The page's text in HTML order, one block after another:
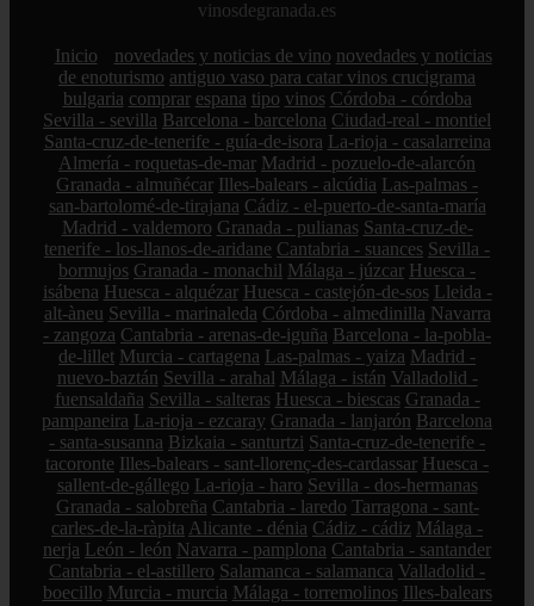
vinosdegranada.es
Inicio novedades y noticias de vino novedades y noticias
de enoturismo antiguo vaso para catar vinos crucigrama
bulgaria comprar espana tipo vinos Córdoba - córdoba
Sevilla - sevilla Barcelona - barcelona Ciudad-real - montiel
Santa-cruz-de-tenerife - guía-de-isora La-rioja - casalarreina
Almería - roquetas-de-mar Madrid - pozuelo-de-alarcón
Granada - almuñécar Illes-balears - alcúdia Las-palmas -
san-bartolomé-de-tirajana Cádiz - el-puerto-de-santa-maría
Madrid - valdemoro Granada - pulianas Santa-cruz-de-
tenerife - los-llanos-de-aridane Cantabria - suances Sevilla -
bormujos Granada - monachil Málaga - júzcar Huesca -
isábena Huesca - alquézar Huesca - castejón-de-sos Lleida -
alt-àneu Sevilla - marinaleda Córdoba - almedinilla Navarra
- zangoza Cantabria - arenas-de-iguña Barcelona - la-pobla-
de-lillet Murcia - cartagena Las-palmas - yaiza Madrid -
nuevo-baztán Sevilla - arahal Málaga - istán Valladolid -
fuensaldaña Sevilla - salteras Huesca - biescas Granada -
pampaneira La-rioja - ezcaray Granada - lanjarón Barcelona
- santa-susanna Bizkaia - santurtzi Santa-cruz-de-tenerife -
tacoronte Illes-balears - sant-llorenç-des-cardassar Huesca -
sallent-de-gállego La-rioja - haro Sevilla - dos-hermanas
Granada - salobreña Cantabria - laredo Tarragona - sant-
carles-de-la-ràpita Alicante - dénia Cádiz - cádiz Málaga -
nerja León - león Navarra - pamplona Cantabria - santander
Cantabria - el-astillero Salamanca - salamanca Valladolid -
boecillo Murcia - murcia Málaga - torremolinos Illes-balears